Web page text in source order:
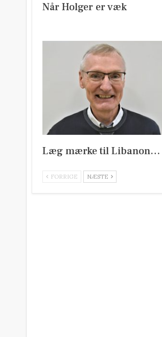
Når Holger er væk
Læg mærke til Libanon…
FORRIGE NÆSTE